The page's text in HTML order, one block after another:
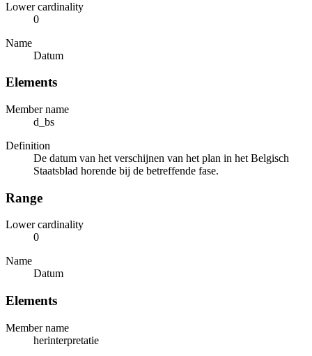
Lower cardinality
0
Name
Datum
Elements
Member name
d_bs
Definition
De datum van het verschijnen van het plan in het Belgisch
Staatsblad horende bij de betreffende fase.
Range
Lower cardinality
0
Name
Datum
Elements
Member name
herinterpretatie